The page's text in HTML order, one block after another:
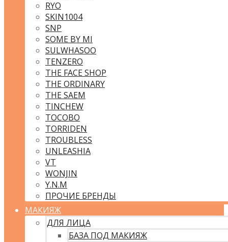
RYO
SKIN1004
SNP
SOME BY MI
SULWHASOO
TENZERO
THE FACE SHOP
THE ORDINARY
THE SAEM
TINCHEW
TOCOBO
TORRIDEN
TROUBLESS
UNLEASHIA
VT
WONJIN
Y.N.M
ПРОЧИЕ БРЕНДЫ
МАКИЯЖ
ДЛЯ ЛИЦА
БАЗА ПОД МАКИЯЖ